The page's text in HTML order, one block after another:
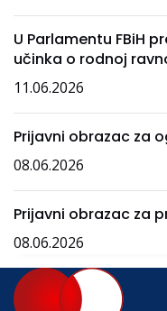
U Parlamentu FBiH
učinka o rodnoj
11.06.2026
Prijavni obrazac za
08.06.2026
Prijavni obrazac za
08.06.2026